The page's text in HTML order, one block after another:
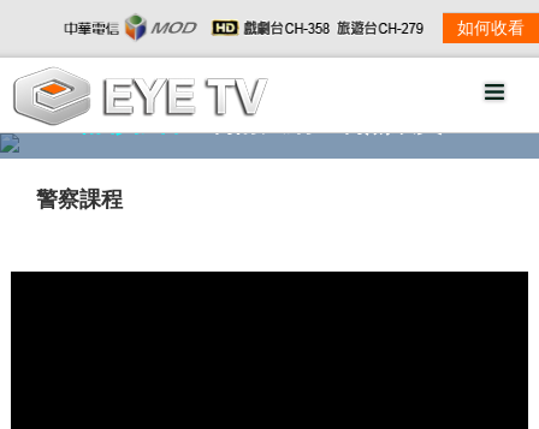
如何收看
精彩影音 劇情大綱
警察課程